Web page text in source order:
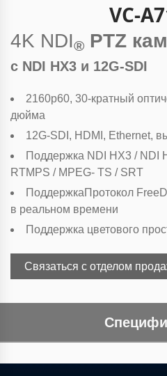
VC-
4K NDI® PTZ
с NDI HX3 и 12G-SDI
2160p60, 30-кратный
дюйма
12G-SDI, HDMI, Ethernet,
Поддержка NDI HX3 / NDI
RTMPS / MPEG- TS / SRT
ПоддержкаПротокол
в реальном времени
Поддержка цветового
Связаться с отделом